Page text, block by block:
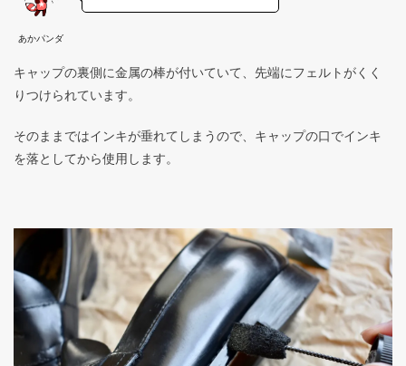
あかパンダ
キャップの裏側に金属の棒が付いていて、先端にフェルトがくく
りつけられています。
そのままではインキが垂れてしまうので、キャップの口でインキ
を落としてから使用します。